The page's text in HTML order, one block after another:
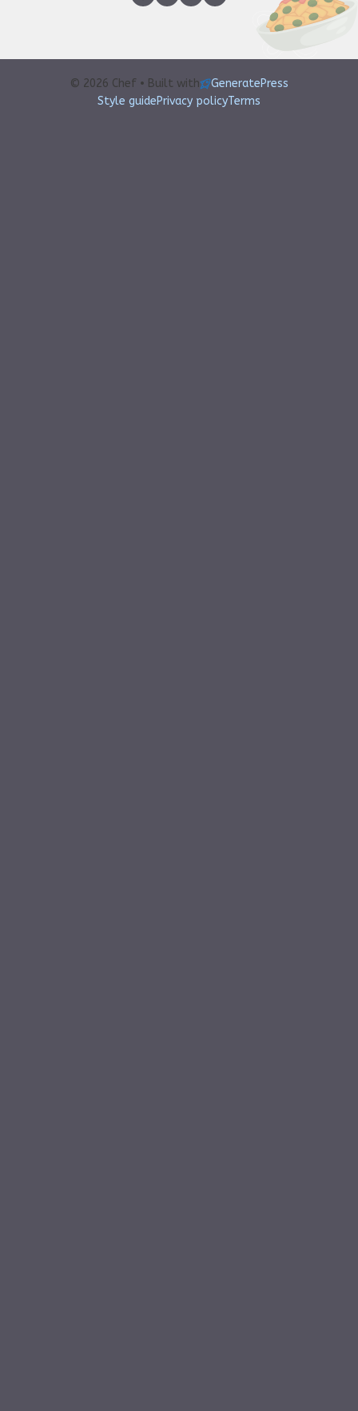
© 2026 Chef • Built with
GeneratePress
Style guidePrivacy policyTerms